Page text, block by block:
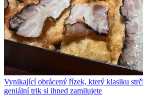
Vynikající obrácený řízek, který klasiku
geniální trik si ihned zamilujete